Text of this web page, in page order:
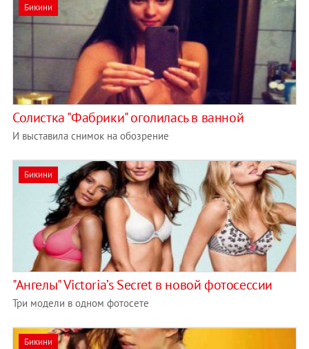
Бикини
Солистка "Фабрики" оголилась в ванной
И выставила снимок на обозрение
Бикини
"Ангелы" Victoria’s Secret в новой фотосессии
Три модели в одном фотосете
Бикини